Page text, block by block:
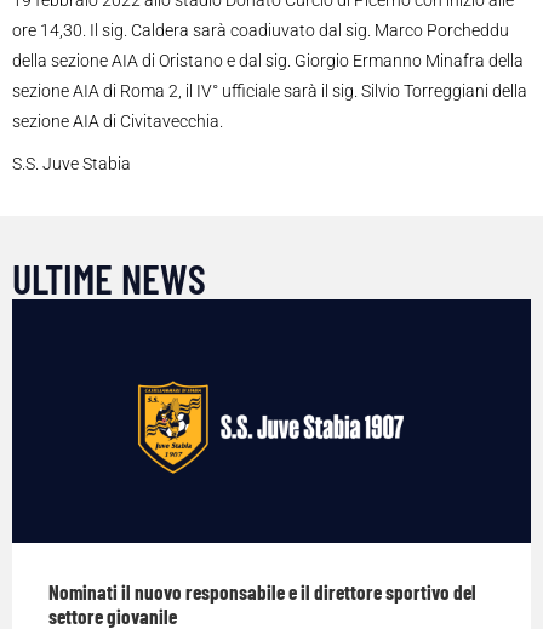
ore 14,30. Il sig. Caldera sarà coadiuvato dal sig. Marco Porcheddu
della sezione AIA di Oristano e dal sig. Giorgio Ermanno Minafra della
sezione AIA di Roma 2, il IV° ufficiale sarà il sig. Silvio Torreggiani della
sezione AIA di Civitavecchia.
S.S. Juve Stabia
ULTIME NEWS
Nominati il nuovo responsabile e il direttore sportivo del
settore giovanile